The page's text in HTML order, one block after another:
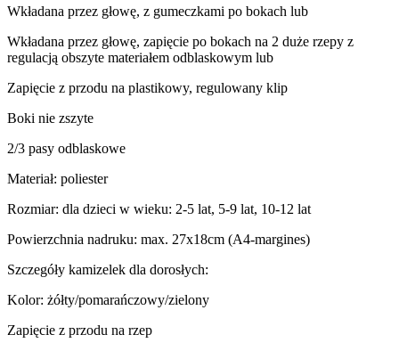
Wkładana przez głowę, z gumeczkami po bokach lub
Wkładana przez głowę, zapięcie po bokach na 2 duże rzepy z
regulacją obszyte materiałem odblaskowym lub
Zapięcie z przodu na plastikowy, regulowany klip
Boki nie zszyte
2/3 pasy odblaskowe
Materiał: poliester
Rozmiar: dla dzieci w wieku: 2-5 lat, 5-9 lat, 10-12 lat
Powierzchnia nadruku: max. 27x18cm (A4-margines)
Szczegóły kamizelek dla dorosłych:
Kolor: żółty/pomarańczowy/zielony
Zapięcie z przodu na rzep